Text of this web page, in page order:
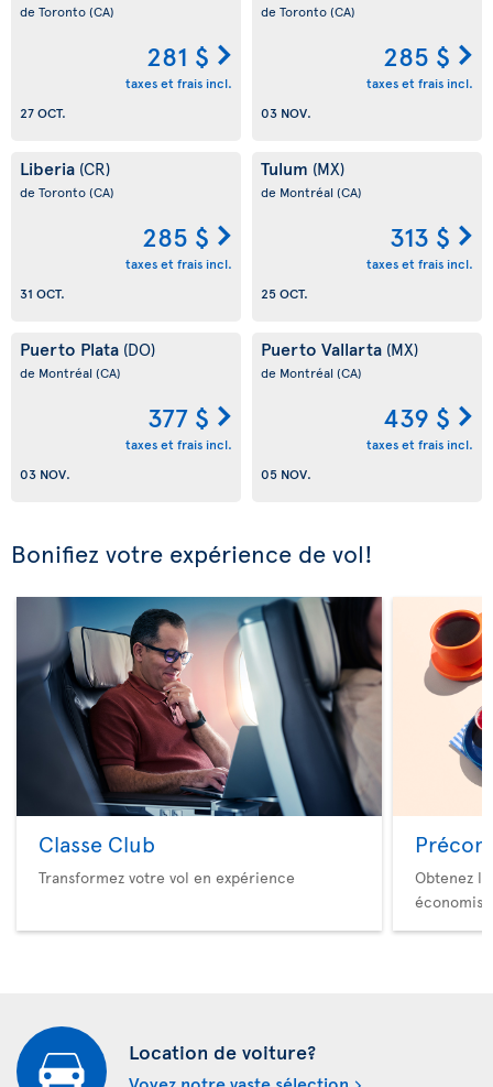
de Toronto(CA)
281 $
taxes et frais incl.
27 OCT.
de Toronto(CA)
285 $
taxes et frais incl.
03 NOV.
Liberia (CR)
de Toronto(CA)
285 $
taxes et frais incl.
31 OCT.
Tulum (MX)
de Montréal (CA)
313 $
taxes et frais incl.
25 OCT.
Puerto Plata (DO)
de Montréal (CA)
377 $
taxes et frais incl.
03 NOV.
Puerto Vallarta (MX)
de Montréal (CA)
439 $
taxes et frais incl.
05 NOV.
Bonifiez votre expérience de vol!
Classe Club
Transformez votre vol en expérience
Obtenez
Location de voiture?